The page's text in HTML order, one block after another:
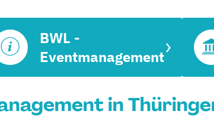
BWL -
Eventmanagement
in